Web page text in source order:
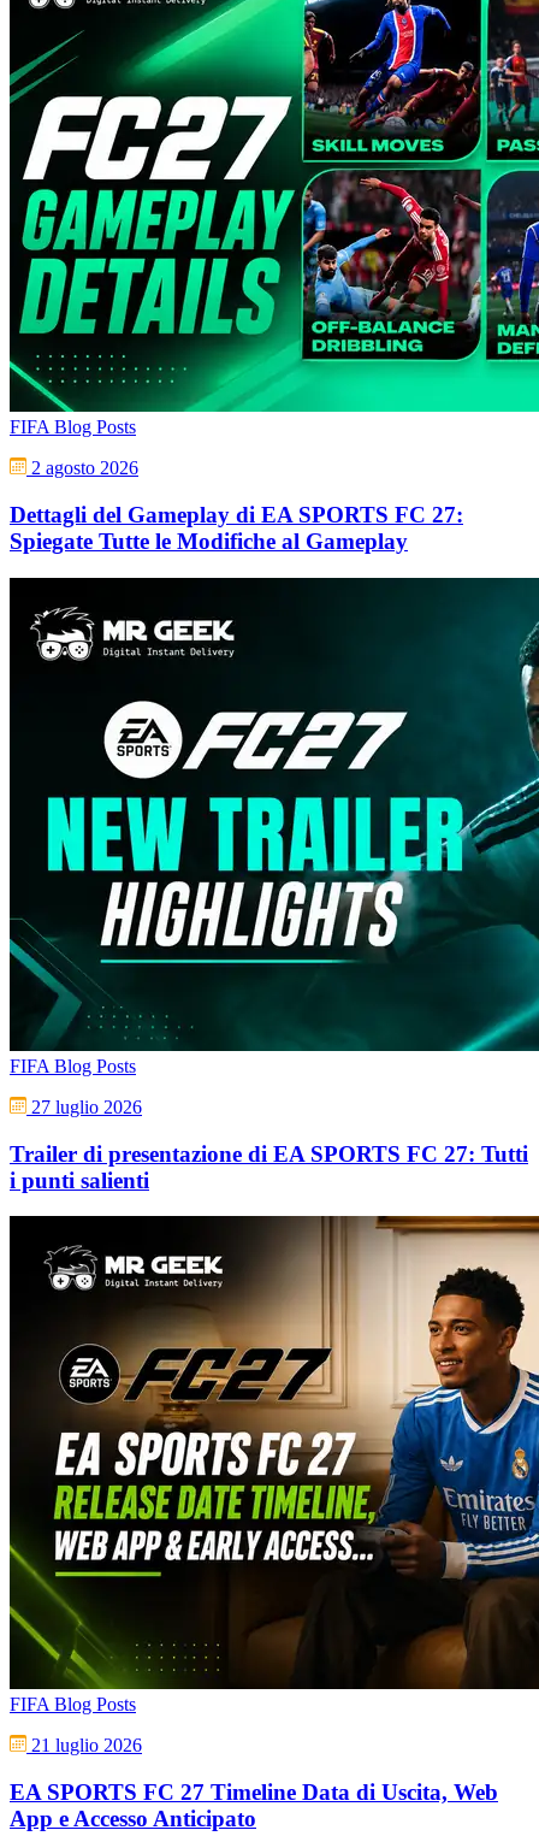
FIFA Blog Posts
2 agosto 2026
Dettagli del Gameplay di EA SPORTS FC 27:
Spiegate Tutte le Modifiche al Gameplay
FIFA Blog Posts
27 luglio 2026
Trailer di presentazione di EA SPORTS FC 27: Tutti
i punti salienti
FIFA Blog Posts
21 luglio 2026
EA SPORTS FC 27 Timeline Data di Uscita, Web
App e Accesso Anticipato